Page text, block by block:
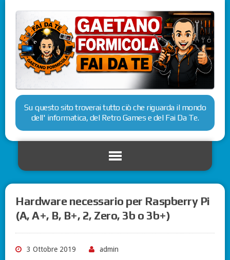
Su questo sito troverai tutto ciò che riguarda il mondo
dell' informatica, del Retro Games e del Fai Da Te.
Hardware necessario per Raspberry Pi
(A, A+, B, B+, 2, Zero, 3b o 3b+)
3 Ottobre 2019 admin